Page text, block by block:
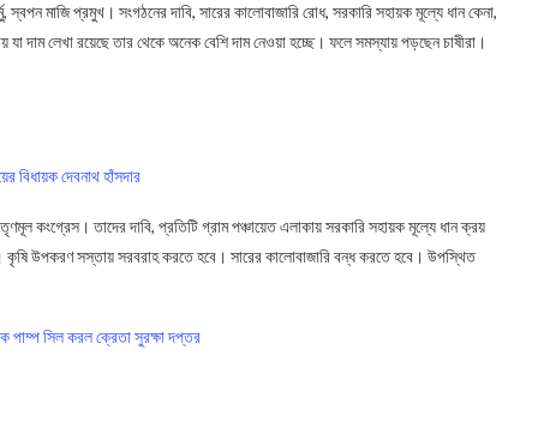
মাজি প্রমুখ। সংগঠনের দাবি, সারের কালোবাজারি রোধ, সরকারি সহায়ক মূল্যে ধান কেনা,
দাম লেখা রয়েছে তার থেকে অনেক বেশি দাম নেওয়া হচ্ছে। ফলে সমস্যায় পড়ছেন চাষীরা।
বিধায়ক দেবনাথ হাঁসদার
কংগ্রেস। তাদের দাবি, প্রতিটি গ্রাম পঞ্চায়েত এলাকায় সরকারি সহায়ক মূল্যে ধান ক্রয়
কৃষি উপকরণ সস্তায় সরবরাহ করতে হবে। সারের কালোবাজারি বন্ধ করতে হবে। উপস্থিত
পাম্প সিল করল ক্রেতা সুরক্ষা দপ্তর